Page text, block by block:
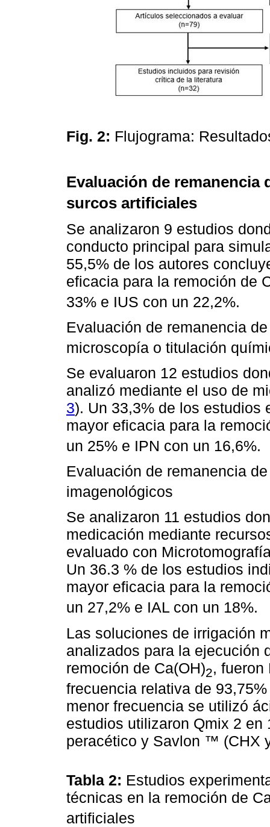
Fig. 2: Flujograma:
Evaluación de remanencia
surcos artificiales
Se analizaron 9 estudios
conducto principal para
55,5% de los autores
eficacia para la remoción de
33% e IUS con un 22,2%.
Evaluación de remanencia
microscopía o titulación
Se evaluaron 12 estudios
analizó mediante el uso de
3). Un 33,3% de los estudios
mayor eficacia para la
un 25% e IPN con un 16,6%.
Evaluación de remanencia
imagenológicos
Se analizaron 11 estudios
medicación mediante
evaluado con
Un 36.3 % de los estudios
mayor eficacia para la
un 27,2% e IAL con un 18%.
Las soluciones de irrigación
analizados para la ejecución
remoción de Ca(OH)2, fueron
frecuencia relativa de
menor frecuencia se utilizó
estudios utilizaron Qmix 2 en
peracético y Savlon ™ (CHX
Tabla 2: Estudios
técnicas en la remoción de
artificiales